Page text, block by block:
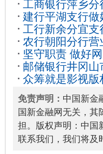
09-02
工商银行萍乡
2019-12-24
建行平湖支行
工行新余分宜
12-26
农行朝阳分行营
28
坚守职责 做好
邮储银行井冈
2019-09-03
众筹就是影视
影注定血亏！
免责声明： 中国新金
国新金融网无关，其
担。版权声明：中国
联系我们，我们将及